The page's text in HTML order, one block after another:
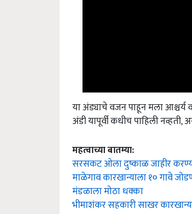
या अंड्याचे वजन पाहून मला आश्चर्य
अंडी यापूर्वी कधीच पाहिली नव्हती,
महत्वाच्या बातम्या:
सरसकट ओला दुष्काळ जाहीर
माळेगाव कारखान्याला १० गावे
मंडळाला मोठा धक्का
भीमाशंकर सहकारी साखर